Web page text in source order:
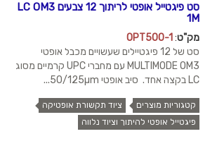
סט פיגטייל אופטי לריתוך 12 צבעים LC OM3
1M
מק"ט:
OPT500-1
סט של 12 פיגטיילים שעשויים מכבל אופטי
MULTIMODE OM3 עם מחברי UPC קרמיים מסוג
LC בקצה אחד. סיב אופטי 50/125µm...
קטגוריות מוצרים
ציוד תקשורת אופטיקה
פיגטייל אופטי להיתוך וציוד נלווה